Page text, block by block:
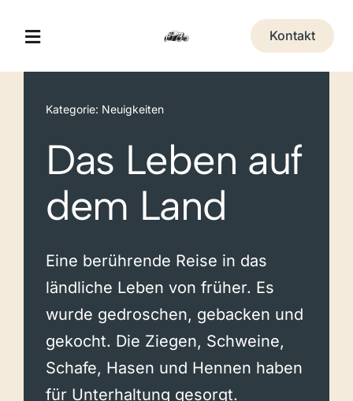
Inhalt
Toggle
Jägerhof Restaurant
Eventlocation
Kontakt
Kategorie: Neuigkeiten
Das Leben auf
dem Land
Eine berührende Reise in das
ländliche Leben von früher. Es
wurde gedroschen, gebacken und
gekocht. Die Ziegen, Schweine,
Schafe, Hasen und Hennen haben
für Unterhaltung gesorgt.